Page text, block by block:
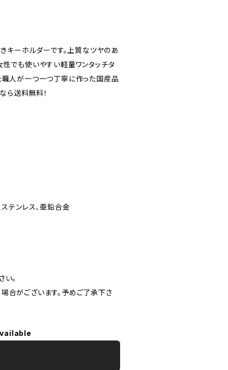
キーホルダーです。上質なツヤのあ
でも使いやすい軽量ワンタッチタ
職人が一つ一つ丁寧に作った国産品
ら送料無料！
テンレス、亜鉛合金
い。
合がございます。予めご了承下さ